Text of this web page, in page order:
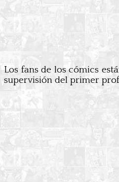
Los fans de los cómics
supervisión del primer